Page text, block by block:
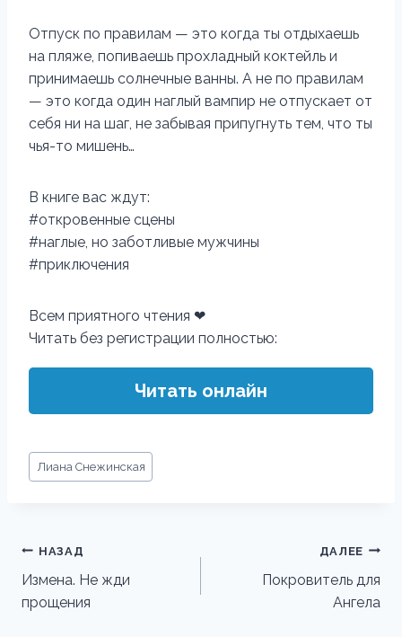
Отпуск по правилам — это когда ты отдыхаешь
на пляже, попиваешь прохладный коктейль и
принимаешь солнечные ванны. А не по правилам
— это когда один наглый вампир не отпускает от
себя ни на шаг, не забывая припугнуть тем, что ты
чья-то мишень…
В книге вас ждут:
#откровенные сцены
#наглые, но заботливые мужчины
#приключения
Всем приятного чтения ❤
Читать без регистрации полностью:
Читать онлайн
Метки
записи:
Лиана Снежинская
Навигация
по
записям
НАЗАД
Измена. Не жди
прощения
ДАЛЕЕ
Покровитель для
Ангела